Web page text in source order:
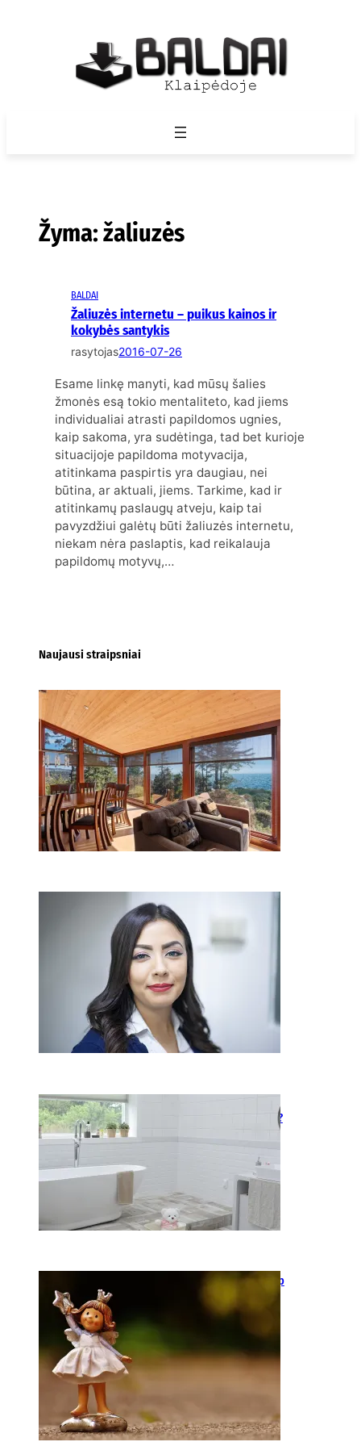
Žyma:žaliuzės
BALDAI
Žaliuzės internetu – puikus kainos ir
kokybės santykis
rasytojas2016-07-26
Esame linkę manyti, kad mūsų šalies
žmonės esą tokio mentaliteto, kad jiems
individualiai atrasti papildomos ugnies,
kaip sakoma, yra sudėtinga, tad bet kurioje
situacijoje papildoma motyvacija,
atitinkama paspirtis yra daugiau, nei
būtina, ar aktuali, jiems. Tarkime, kad ir
atitinkamų paslaugų atveju, kaip tai
pavyzdžiui galėtų būti žaliuzės internetu,
niekam nėra paslaptis, kad reikalauja
papildomų motyvų,…
Naujausi straipsniai
Kur nusipirkti medines
žaliuzes Klaipėdoje?
2026-08-01
Kaip miegamojo atmosfera
veikia odos senėjimą?
2026-06-01
neįgaliojo vežimėliui vonią?
2026-05-12
Keramika kasdienybėje: kaip
požiūrį į namų estetiką